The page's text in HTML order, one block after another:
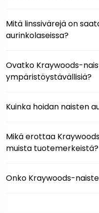
Mitä linssivärejä on
aurinkolaseissa?
Ovatko Kraywoods-
ympäristöystävällisiä?
Kuinka hoidan naisten
Mikä erottaa
muista tuotemerkeistä?
Onko Kraywoods-